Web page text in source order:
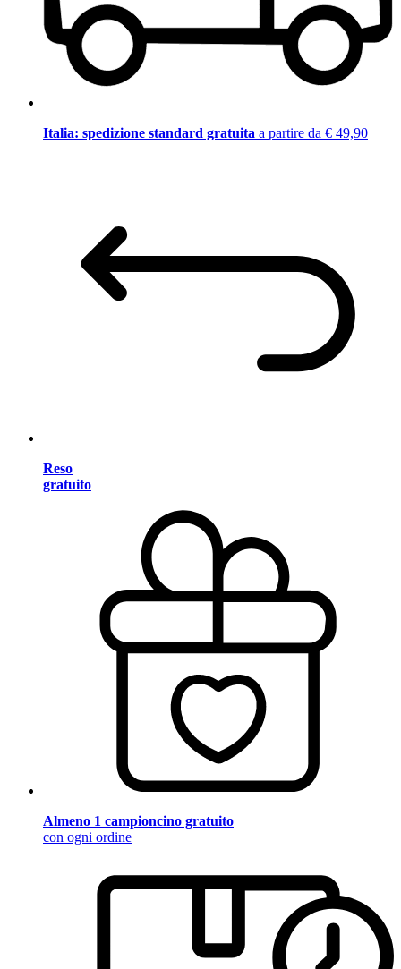
Italia: spedizione standard gratuita a partire da € 49,90
Reso
gratuito
Almeno 1 campioncino gratuito
con ogni ordine